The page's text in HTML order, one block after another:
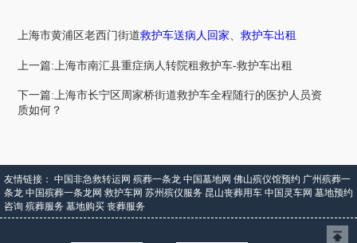
上海市黄浦区老西门街道救护车送病人回家 、救护车出租
上一篇:上海市南汇县重症病人转院租救护车-救护车出租
下一篇:上海市长宁区周家桥街道救护车全程随行的医护人员资
质如何？
友情链接： 中国非急救转运网 殡葬一条龙 中国墓地网 佛山殡仪馆预约 广州殡葬一
条龙 中国殡葬一条龙网 救护车网 苏州殡仪服务 昆山丧葬用车 中国灵车网 墓地预约
咨询 殡葬服务 墓地购买 丧葬服务